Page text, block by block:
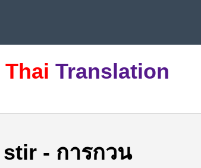
Thai Translation
stir - การกวน